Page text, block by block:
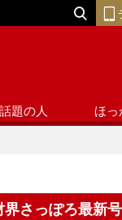
話題の人 ほっ
界さっぽろ最新号